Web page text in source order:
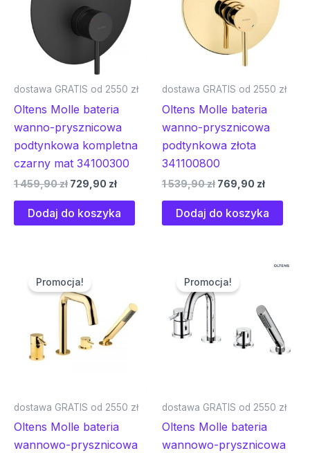
dostawa GRATIS od 2550 zł
Oltens Molle bateria
wanno-prysznicowa
podtynkowa kompletna
czarny mat 34100300
1 459,90zł 729,90 zł
Dodaj do koszyka
dostawa GRATIS od 2550 zł
Oltens Molle bateria
wanno-prysznicowa
podtynkowa złota
341100800
1 539,90zł 769,90 zł
Dodaj do koszyka
Promocja!
dostawa GRATIS od 2550 zł
Oltens Molle bateria
wannowo-prysznicowa
cena
wynosiła:
3
599,90 zł. 763,90 zł.
Promocja!
dostawa GRATIS od 2550 zł
Oltens Molle bateria
wannowo-prysznicowa
cena
wynosiła:
499,90 zł.